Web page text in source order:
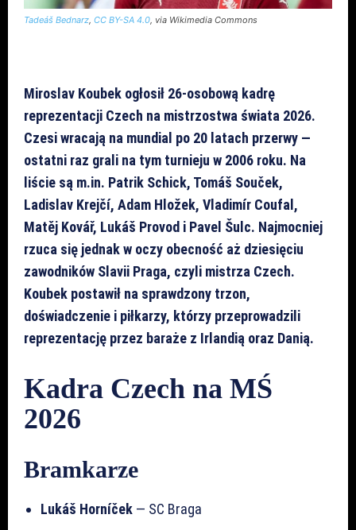
Tadeáš Bednarz, CC BY-SA 4.0, via Wikimedia Commons
Miroslav Koubek ogłosił 26-osobową kadrę
reprezentacji Czech na mistrzostwa świata 2026.
Czesi wracają na mundial po 20 latach przerwy —
ostatni raz grali na tym turnieju w 2006 roku. Na
liście są m.in. Patrik Schick, Tomáš Souček,
Ladislav Krejčí, Adam Hložek, Vladimír Coufal,
Matěj Kovář, Lukáš Provod i Pavel Šulc. Najmocniej
rzuca się jednak w oczy obecność aż dziesięciu
zawodników Slavii Praga, czyli mistrza Czech.
Koubek postawił na sprawdzony trzon,
doświadczenie i piłkarzy, którzy przeprowadzili
reprezentację przez baraże z Irlandią oraz Danią.
Kadra Czech na MŚ
2026
Bramkarze
Lukáš Horníček — SC Braga